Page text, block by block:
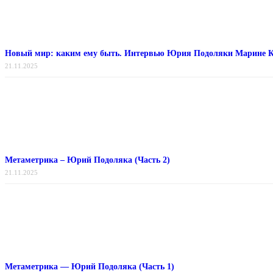
Новый мир: каким ему быть. Интервью Юрия Подоляки Марине
21.11.2025
Метаметрика – Юрий Подоляка (Часть 2)
21.11.2025
Метаметрика — Юрий Подоляка (Часть 1)